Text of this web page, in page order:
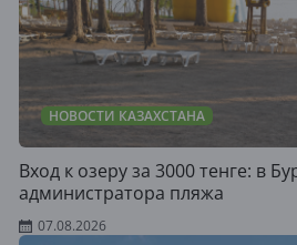
НОВОСТИ КАЗАХСТАНА
Вход к озеру за 3000 тенге: в
администратора пляжа
07.08.2026